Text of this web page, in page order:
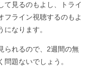
て見るのもよし、トライ
フライン視聴するのもよ
なります。
られるので、2週間の無
題ないでしょう。